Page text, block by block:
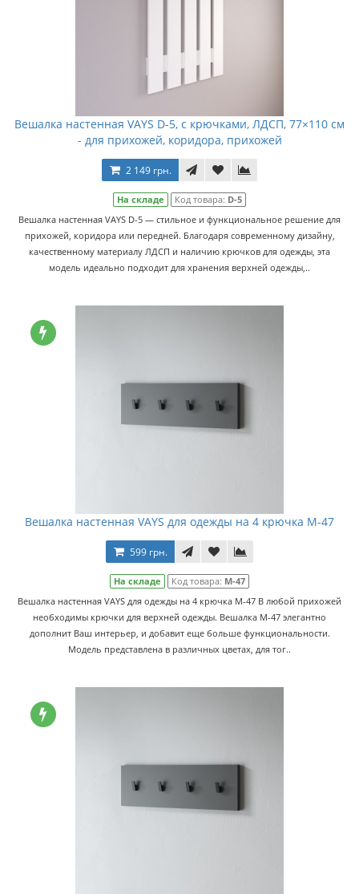
Вешалка настенная VAYS D-5, с крючками, ЛДСП, 77×110 см
- для прихожей, коридора, прихожей
2 149 грн.
На складе Код товара: D-5
Вешалка настенная VAYS D-5 — стильное и функциональное решение для
прихожей, коридора или передней. Благодаря современному дизайну,
качественному материалу ЛДСП и наличию крючков для одежды, эта
модель идеально подходит для хранения верхней одежды,..
Вешалка настенная VAYS для одежды на 4 крючка M-47
599 грн.
На складе Код товара: M-47
Вешалка настенная VAYS для одежды на 4 крючка M-47 В любой прихожей
необходимы крючки для верхней одежды. Вешалка M-47 элегантно
дополнит Ваш интерьер, и добавит еще больше функциональности.
Модель представлена в различных цветах, для тог..